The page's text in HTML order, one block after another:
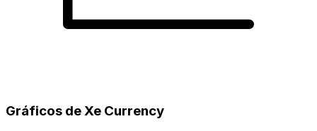
Gráficos de Xe Currency